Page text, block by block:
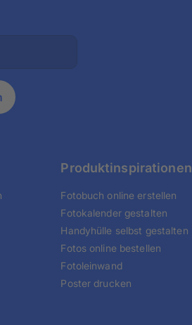
Produktinspirationen
Fotobuch online erstellen
Fotokalender gestalten
Handyhülle selbst gestalten
Fotos online bestellen
Fotoleinwand
Poster drucken